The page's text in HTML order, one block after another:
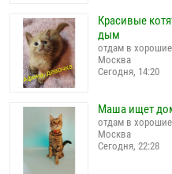
Красивые
дым
отдам в хорошие
Москва
Сегодня, 14:20
Маша ищет
отдам в хорошие
Москва
Сегодня, 22:28